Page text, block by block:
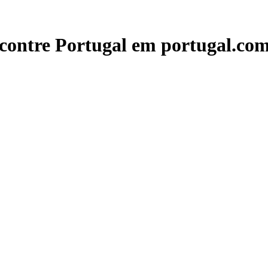
Portugal em